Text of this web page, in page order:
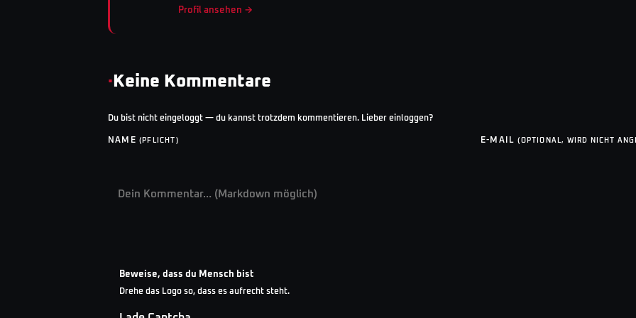
Profil ansehen →
· Keine Kommentare
Du bist nicht eingeloggt — du kannst trotzdem kommentieren. Lieber einloggen?
NAME (PFLICHT) E-MAIL(OPTIONAL, WIRD NICHT
Beweise, dass du Mensch bist
Drehe das Logo so, dass es aufrecht steht.